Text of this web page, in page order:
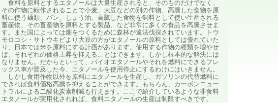
食料を原料とするエタノールは大量生産されると、そのものだけでなく、
その作物に転作されることで小麦、大豆などの別の作物、高騰した食物を原
料に使う麺類、パン、しょう油、高騰した食物を飼料として使い生産される
畜産物、その畜産物を原料とする製品、など非常に多くの食品を高騰させま
す。また国によっては畑をつくるために森林が違法伐採されています。トウ
モロコシ・サトウキビより大豆の方がエタノールの原料としては優れていた
り、日本では米を原料にする計画があります。使用する作物の種類を増やせ
ば、それぞれの価格上昇を抑えることはできます。しかし根本的な解決には
なりません。だからといって、バイオエタノールやそれを燃料にできるフレ
ックス車が普及した今、エタノールを使用停止にするわけにはいきません。
しかし食用作物以外を原料にエタノールを生産し、ガソリンの代替燃料に
できれば食料価格高騰を抑えることができます。もちろん、カーボンニュー
トラルによる二酸化炭素削減も行えます。ここで紹介しているような非食料
エタノールが実用化されれば、食料エタノールの生産は制限すべきです。